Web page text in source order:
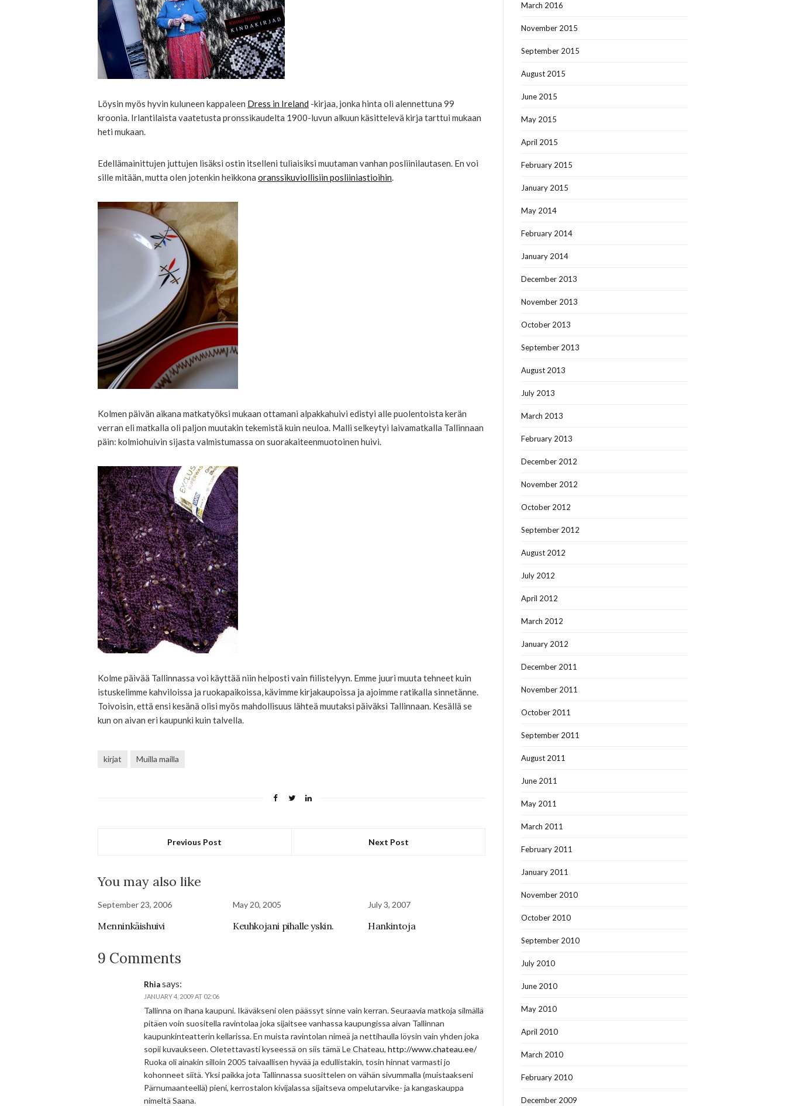
Löysin myös hyvin kuluneen kappaleen Dress in Ireland -kirjaa, jonka hinta oli alennettuna 99
kroonia. Irlantilaista vaatetusta pronssikaudelta 1900-luvun alkuun käsittelevä kirja tarttui mukaan
heti mukaan.
Edellämainittujen juttujen lisäksi ostin itselleni tuliaisiksi muutaman vanhan posliinilautasen. En voi
sille mitään, mutta olen jotenkin heikkona oranssikuviollisiin posliiniastioihin.
Kolmen päivän aikana matkatyöksi mukaan ottamani alpakkahuivi edistyi alle puolentoista kerän
verran eli matkalla oli paljon muutakin tekemistä kuin neuloa. Malli selkeytyi laivamatkalla Tallinnaan
päin: kolmiohuivin sijasta valmistumassa on suorakaiteenmuotoinen huivi.
Kolme päivää Tallinnassa voi käyttää niin helposti vain fiilistelyyn. Emme juuri muuta tehneet kuin
istuskelimme kahviloissa ja ruokapaikoissa, kävimme kirjakaupoissa ja ajoimme ratikalla sinnetänne.
Toivoisin, että ensi kesänä olisi myös mahdollisuus lähteä muutaksi päiväksi Tallinnaan. Kesällä se
kun on aivan eri kaupunki kuin talvella.
kirjat Muilla mailla
Previous Post Next Post
You may also like
September 23, 2006
Menninkäishuivi
May 20, 2005
Keuhkojani pihalle yskin.
July 3, 2007
Hankintoja
9 Comments
Rhiasays:
JANUARY 4, 2009 AT 02:06
Tallinna on ihana kaupuni. Ikäväkseni olen päässyt sinne vain kerran. Seuraavia matkoja silmällä
pitäen voin suositella ravintolaa joka sijaitsee vanhassa kaupungissa aivan Tallinnan
kaupunkinteatterin kellarissa. En muista ravintolan nimeä ja nettihaulla löysin vain yhden joka
sopii kuvaukseen. Oletettavasti kyseessä on siis tämä Le Chateau, http://www.chateau.ee/
Ruoka oli ainakin silloin 2005 taivaallisen hyvää ja edullistakin, tosin hinnat varmasti jo
kohonneet siitä. Yksi paikka jota Tallinnassa suosittelen on vähän sivummalla (muistaakseni
Pärnumaanteellä) pieni, kerrostalon kivijalassa sijaitseva ompelutarvike- ja kangaskauppa
nimeltä Saana.
March 2016
November 2015
September 2015
August 2015
June 2015
May 2015
April 2015
February 2015
January 2015
May 2014
February 2014
January 2014
December 2013
November 2013
October 2013
September 2013
August 2013
July 2013
March 2013
February 2013
December 2012
November 2012
October 2012
September 2012
August 2012
July 2012
April 2012
March 2012
January 2012
December 2011
November 2011
October 2011
September 2011
August 2011
June 2011
May 2011
March 2011
February 2011
January 2011
November 2010
October 2010
September 2010
July 2010
June 2010
May 2010
April 2010
March 2010
February 2010
December 2009